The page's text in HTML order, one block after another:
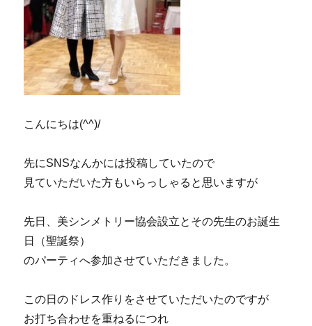
こんにちは(^^)/
先にSNSなんかには投稿していたので
見ていただいた方もいらっしゃると思いますが
先日、美シンメトリー協会設立とその先生のお誕生
日（聖誕祭）
のパーティへ参加させていただきました。
この日のドレス作りをさせていただいたのですが
お打ち合わせを重ねるにつれ